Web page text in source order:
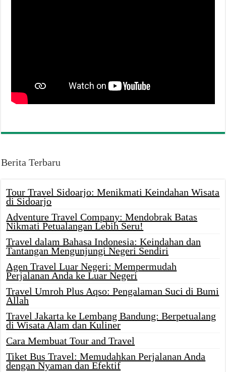
Berita Terbaru
Tour Travel Sidoarjo: Menikmati Keindahan Wisata
di Sidoarjo
Adventure Travel Company: Mendobrak Batas
Nikmati Petualangan Lebih Seru!
Travel dalam Bahasa Indonesia: Keindahan dan
Tantangan Mengunjungi Negeri Sendiri
Agen Travel Luar Negeri: Mempermudah
Perjalanan Anda ke Luar Negeri
Travel Umroh Plus Aqso: Pengalaman Suci di Bumi
Allah
Travel Jakarta ke Lembang Bandung: Berpetualang
di Wisata Alam dan Kuliner
Cara Membuat Tour and Travel
Tiket Bus Travel: Memudahkan Perjalanan Anda
dengan Nyaman dan Efektif